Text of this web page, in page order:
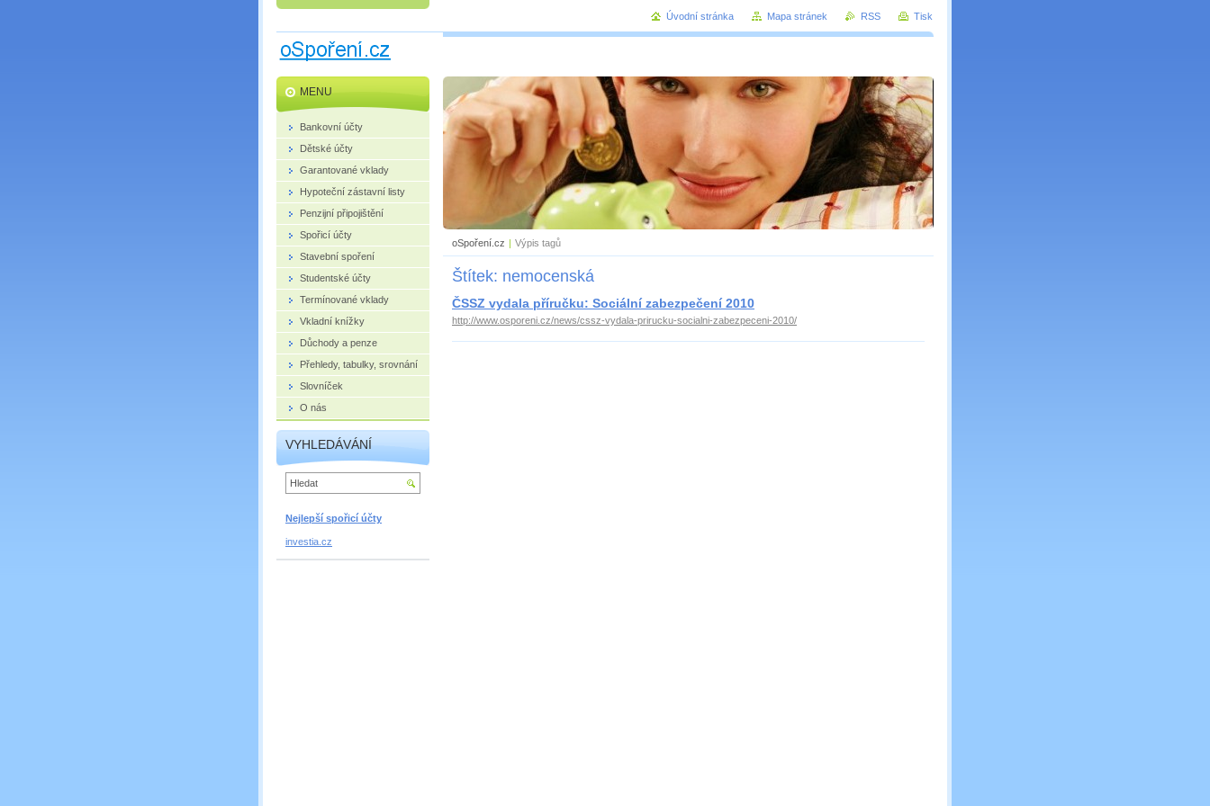
praktický průvodce spořením
oSpoření.cz | Výpis tagů
Štítek: nemocenská
ČSSZ vydala příručku: Sociální zabezpečení 2010
http://www.osporeni.cz/news/cssz-vydala-prirucku-socialni-zabezpeceni-2010/
MENU
Bankovní účty
Dětské účty
Garantované vklady
Hypoteční zástavní listy
Penzijní připojištění
Spořicí účty
Stavební spoření
Studentské účty
Termínované vklady
Vkladní knížky
Důchody a penze
Přehledy, tabulky, srovnání
Slovníček
O nás
VYHLEDÁVÁNÍ
Nejlepší spořicí účty
investia.cz
Úvodní stránka Mapa stránek RSS Tisk